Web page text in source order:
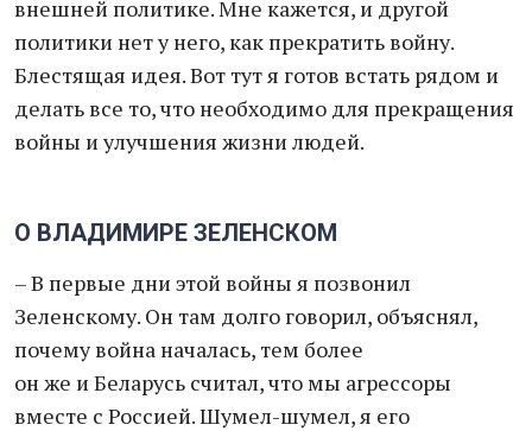
внешней политике. Мне кажется, и другой
политики нет у него, как прекратить войну.
Блестящая идея. Вот тут я готов встать рядом и
делать все то, что необходимо для прекращения
войны и улучшения жизни людей.
О ВЛАДИМИРЕ ЗЕЛЕНСКОМ
– В первые дни этой войны я позвонил
Зеленскому. Он там долго говорил, объяснял,
почему война началась, тем более
он же и Беларусь считал, что мы агрессоры
вместе с Россией. Шумел-шумел, я его